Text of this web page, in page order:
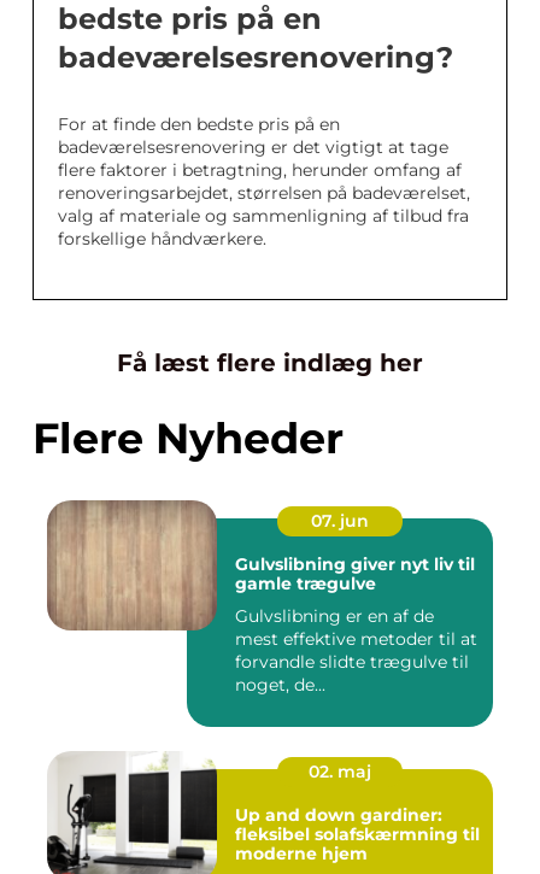
bedste pris på en
badeværelsesrenovering?
For at finde den bedste pris på en
badeværelsesrenovering er det vigtigt at tage
flere faktorer i betragtning, herunder omfang af
renoveringsarbejdet, størrelsen på badeværelset,
valg af materiale og sammenligning af tilbud fra
forskellige håndværkere.
Få læst flere indlæg her
Flere Nyheder
07. jun
Gulvslibning giver nyt liv til
gamle trægulve
Gulvslibning er en af de
mest effektive metoder til at
forvandle slidte trægulve til
noget, de...
02. maj
Up and down gardiner:
fleksibel solafskærmning til
moderne hjem